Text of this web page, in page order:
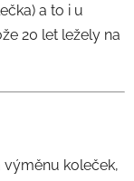
a to i u
20 let ležely na
koleček,